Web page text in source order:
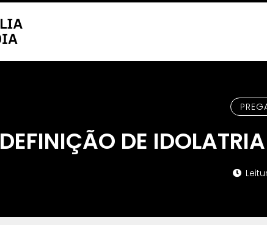
DEFINIÇÃO DE